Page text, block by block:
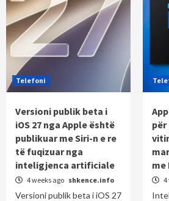
Telefoni
Versioni publik beta i
iOS 27 nga Apple është
publikuar me Siri-n e re
të fuqizuar nga
inteligjenca artificiale
4 weeks ago shkence.info
Versioni publik beta i iOS 27
4